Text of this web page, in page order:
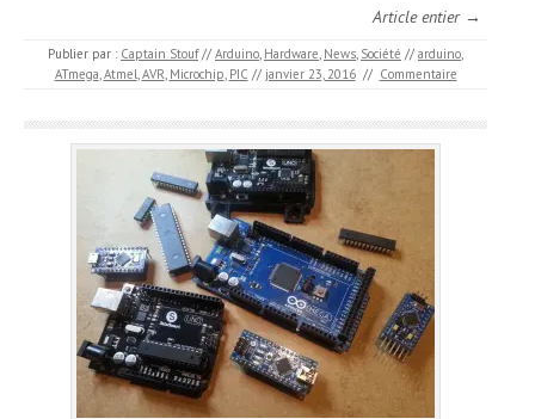
Article entier →
Publier par : Captain Stouf // Arduino, Hardware, News, Société // arduino,
ATmega,Atmel,AVR, Microchip, PIC // janvier 23, 2016 // Commentaire